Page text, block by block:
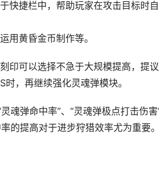
快捷栏中，帮助玩家在攻击目标时
用黄昏金币制作等。
印可以选择不急于大规模提高，提
，再继续强化灵魂弹模块。
魂弹命中率”、“灵魂弹极点打击伤
的提高对于进步狩猎效率尤为重要。